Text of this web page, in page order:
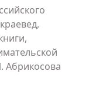
Абрикосова